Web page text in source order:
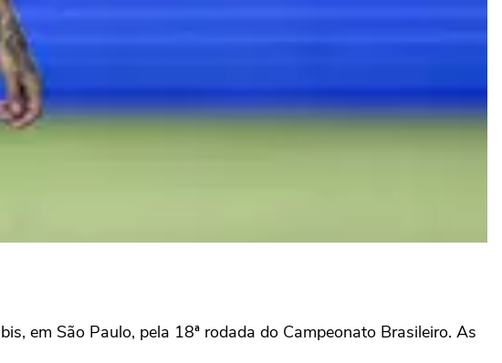
em São Paulo, pela 18ª rodada do Campeonato Brasileiro. As